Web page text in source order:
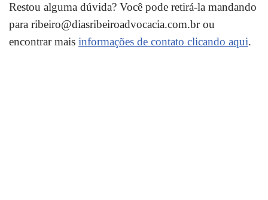
Restou alguma dúvida? Você pode retirá-la mandando
para ribeiro@diasribeiroadvocacia.com.br ou
encontrar mais informações de contato clicando aqui.